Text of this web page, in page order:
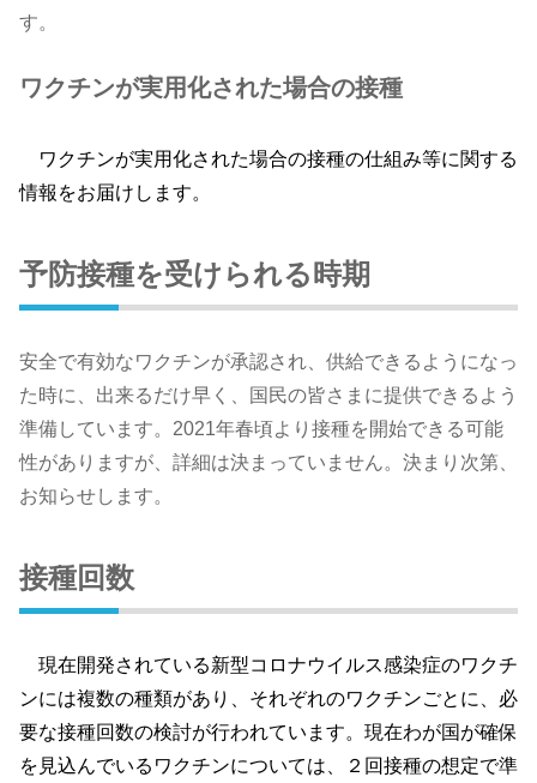
す。
ワクチンが実用化された場合の接種
ワクチンが実用化された場合の接種の仕組み等に関する
情報をお届けします。
予防接種を受けられる時期
安全で有効なワクチンが承認され、供給できるようになっ
た時に、出来るだけ早く、国民の皆さまに提供できるよう
準備しています。2021年春頃より接種を開始できる可能
性がありますが、詳細は決まっていません。決まり次第、
お知らせします。
接種回数
現在開発されている新型コロナウイルス感染症のワクチ
ンには複数の種類があり、それぞれのワクチンごとに、必
要な接種回数の検討が行われています。現在わが国が確保
を見込んでいるワクチンについては、２回接種の想定で準